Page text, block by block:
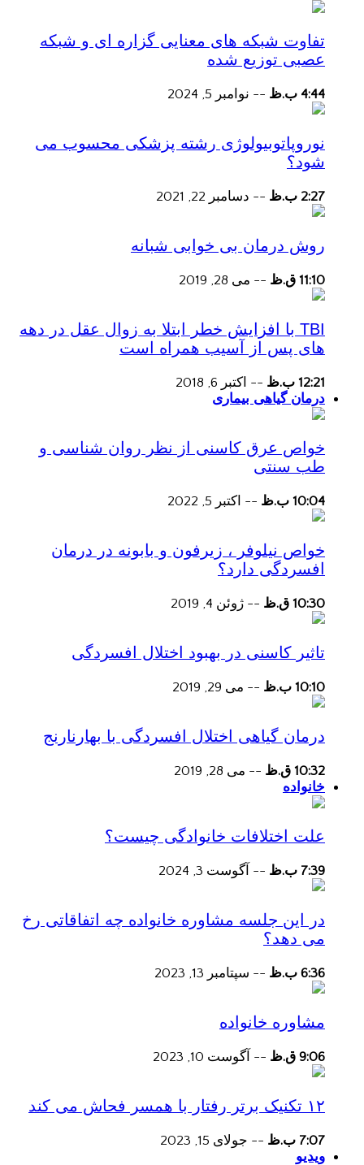
تفاوت شبکه های معنایی گزاره ای و شبکه
عصبی توزیع شده
4:44 ب.ظ -- نوامبر 5, 2024
نوروپاتوبیولوژی رشته پزشکی محسوب می
شود؟
2:27 ب.ظ -- دسامبر 22, 2021
روش درمان بی خوابی شبانه
11:10 ق.ظ -- می 28, 2019
TBI با افزایش خطر ابتلا به زوال عقل در دهه
های پس از آسیب همراه است
12:21 ب.ظ -- اکتبر 6, 2018
درمان گیاهی بیماری
خواص عرق کاسنی از نظر روان شناسی و
طب سنتی
10:04 ب.ظ -- اکتبر 5, 2022
خواص نیلوفر ، زیرفون و بابونه در درمان
افسردگی دارد؟
10:30 ق.ظ -- ژوئن 4, 2019
تاثیر کاسنی در بهبود اختلال افسردگی
10:10 ب.ظ -- می 29, 2019
درمان گیاهی اختلال افسردگی با بهارنارنج
10:32 ق.ظ -- می 28, 2019
خانواده
علت اختلافات خانوادگی چیست؟
7:39 ب.ظ -- آگوست 3, 2024
در این جلسه مشاوره خانواده چه اتفاقاتی رخ
می دهد؟
6:36 ب.ظ -- سپتامبر 13, 2023
مشاوره خانواده
9:06 ق.ظ -- آگوست 10, 2023
۱۲ تکنیک برتر رفتار با همسر فحاش می کند
7:07 ب.ظ -- جولای 15, 2023
ویدیو